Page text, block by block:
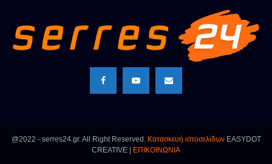
@2022 - serres24.gr. All Right Reserved. Κατασκευή ιστοσελίδωνEASYDOT
CREATIVE |
ΕΠΙΚΟΙΝΩΝΙΑ